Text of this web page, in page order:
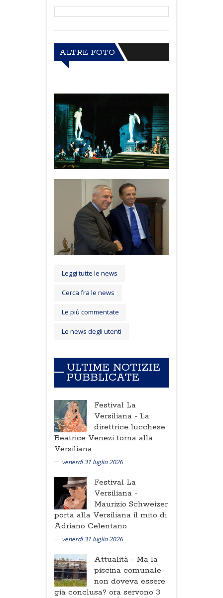
ALTRE FOTO
Leggi tutte le news
Cerca fra le news
Le più commentate
Le news degli utenti
ULTIME NOTIZIE
PUBBLICATE
Festival La
Versiliana - La
direttrice lucchese
Beatrice Venezi torna alla
Versiliana
venerdì 31 luglio 2026
Festival La
Versiliana -
Maurizio Schweizer
porta alla Versiliana il mito di
Adriano Celentano
venerdì 31 luglio 2026
Attualità - Ma la
piscina comunale
non doveva essere
già conclusa? ora servono 3